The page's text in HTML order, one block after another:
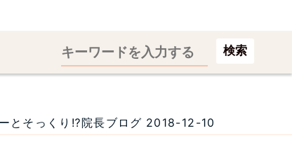
検索
とそっくり⁉院長ブログ 2018-12-10